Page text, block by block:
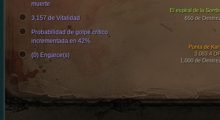
El espiral de la
650 de
Punta de
3,083.4
1,000 de
muerte
3,157 de Vitalidad
Probabilidad de golpe crítico
incrementada en 42%.
(0) Engarce(s)